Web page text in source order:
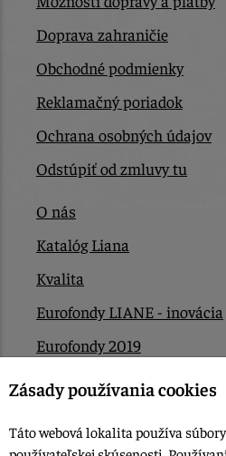
Doprava zahraničie
Obchodné podmienky
Reklamačný poriadok
Ochrana osobných údajov
Odstúpiť od zmluvy tu
O nás
Katalóg Liana
Kvalita
Eurofondy LIANE - inovácia
Eurofondy 2019
Eurofondy 2022/2023
Kontakt
Zásady používania cookies
Táto webová lokalita používa